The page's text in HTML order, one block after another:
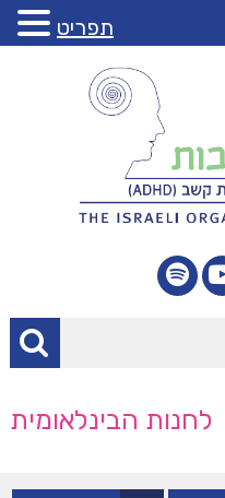
לחנות הבינלאומית
תפריט